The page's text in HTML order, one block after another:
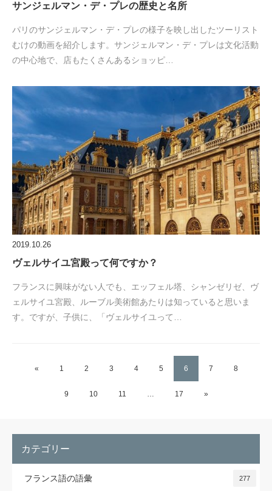
サンジェルマン・デ・プレの歴史と名所
パリのサンジェルマン・デ・プレの様子を映し出したツーリスト
むけの動画を紹介します。サンジェルマン・デ・プレは文化活動
の中心地で、店もたくさんあるショッピ…
2019.10.26
ヴェルサイユ宮殿って何ですか？
フランスに興味がない人でも、エッフェル塔、シャンゼリゼ、ヴ
ェルサイユ宮殿、ルーブル美術館あたりは知っていると思いま
す。ですが、子供に、「ヴェルサイユって…
« 1 2 3 4 5 6 7 8
9 10 11 … 17 »
カテゴリー
フランス語の語彙 277